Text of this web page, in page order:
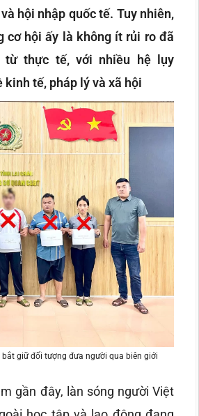
hội nhập quốc tế. Tuy nhiên,
cơ hội ấy là không ít rủi ro đã
từ thực tế, với nhiều hệ lụy
kinh tế, pháp lý và xã hội
bắt giữ đối tượng đưa người qua biên giới
gần đây, làn sóng người Việt